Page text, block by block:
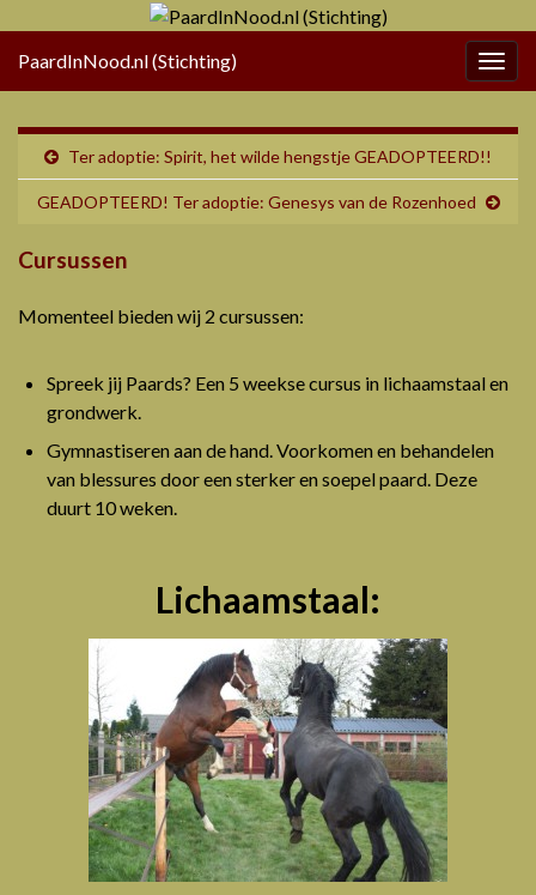
PaardInNood.nl (Stichting)
Ter adoptie: Spirit, het wilde hengstje GEADOPTEERD!!
GEADOPTEERD! Ter adoptie: Genesys van de Rozenhoed
Cursussen
Momenteel bieden wij 2 cursussen:
Spreek jij Paards? Een 5 weekse cursus in lichaamstaal en
grondwerk.
Gymnastiseren aan de hand. Voorkomen en behandelen
van blessures door een sterker en soepel paard. Deze
duurt 10 weken.
Lichaamstaal: